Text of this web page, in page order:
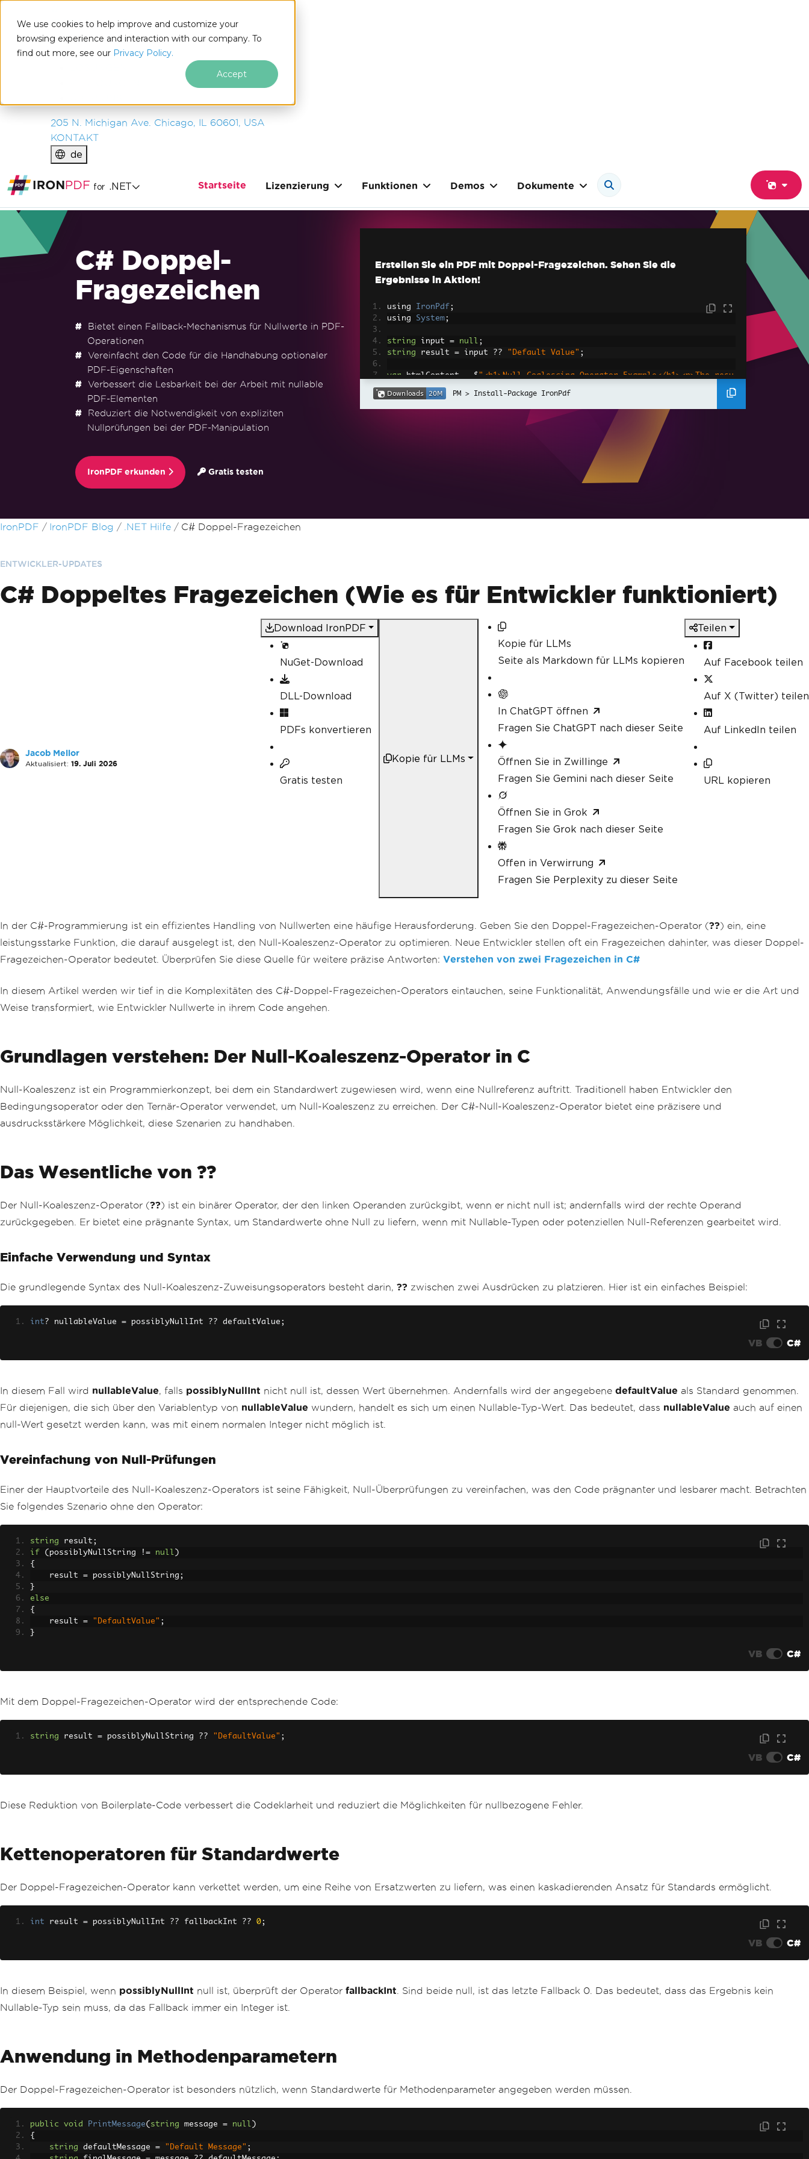
We use cookies to help improve and customize your
browsing experience and interaction with our company. To
find out more, see our Privacy Policy.
Accept
IRONSOFTWARE
PRODUKTE
UNTERNEHMEN
205 N. Michigan Ave. Chicago, IL 60601, USA
KONTAKT
de
for .NET Startseite Lizenzierung Funktionen Demos Dokumente
C# Doppel-
Fragezeichen
Bietet einen Fallback-Mechanismus für Nullwerte in PDF-
Operationen
Vereinfacht den Code für die Handhabung optionaler
PDF-Eigenschaften
Verbessert die Lesbarkeit bei der Arbeit mit nullable
PDF-Elementen
Reduziert die Notwendigkeit von expliziten
Nullprüfungen bei der PDF-Manipulation
IronPDF erkunden Gratis testen
Erstellen Sie ein PDF mit Doppel-Fragezeichen. Sehen Sie die
Ergebnisse in Aktion!
using IronPdf ;
using System;
string input = null ;
string result = input ?? "Default Value" ;
var htmlContent $ "<h1>Null-Coalescing Operator Example</h1><p>The resu
lt is: {result}</p>"
// Initialize ChromePdfRenderer
ChromePdfRenderer
htmlContent );
Install-Package IronPdf
Zum Fußzeileninhalt springen
IronPDF IronPDF Blog .NET Hilfe C# Doppel-Fragezeichen
ENTWICKLER-UPDATES
C# Doppeltes Fragezeichen (Wie es für Entwickler funktioniert)
Jacob Mellor
Aktualisiert: 19. Juli 2026
Download IronPDF
NuGet-Download
DLL-Download
PDFs konvertieren
Gratis testen
Kopie für LLMs
Kopie für LLMs
Seite als Markdown für LLMs kopieren
In ChatGPT öffnen
Fragen Sie ChatGPT nach dieser Seite
Öffnen Sie in Zwillinge
Fragen Sie Gemini nach dieser Seite
Öffnen Sie in Grok
Fragen Sie Grok nach dieser Seite
Offen in Verwirrung
Fragen Sie Perplexity zu dieser Seite
Teilen
Auf Facebook teilen
Auf X (Twitter) teilen
Auf LinkedIn teilen
URL kopieren
In der C#-Programmierung ist ein effizientes Handling von Nullwerten eine häufige Herausforderung. Geben Sie den Doppel-Fragezeichen-Operator (??) ein, eine
leistungsstarke Funktion, die darauf ausgelegt ist, den Null-Koaleszenz-Operator zu optimieren. Neue Entwickler stellen oft ein Fragezeichen dahinter, was dieser Doppel-
Fragezeichen-Operator bedeutet. Überprüfen Sie diese Quelle für weitere präzise Antworten: Verstehen von zwei Fragezeichen in C#
In diesem Artikel werden wir tief in die Komplexitäten des C#-Doppel-Fragezeichen-Operators eintauchen, seine Funktionalität, Anwendungsfälle und wie er die Art und
Weise transformiert, wie Entwickler Nullwerte in ihrem Code angehen.
Grundlagen verstehen: Der Null-Koaleszenz-Operator in C
Null-Koaleszenz ist ein Programmierkonzept, bei dem ein Standardwert zugewiesen wird, wenn eine Nullreferenz auftritt. Traditionell haben Entwickler den
Bedingungsoperator oder den Ternär-Operator verwendet, um Null-Koaleszenz zu erreichen. Der C#-Null-Koaleszenz-Operator bietet eine präzisere und
ausdrucksstärkere Möglichkeit, diese Szenarien zu handhaben.
Das Wesentliche von ??
Der Null-Koaleszenz-Operator (??) ist ein binärer Operator, der den linken Operanden zurückgibt, wenn er nicht null ist; andernfalls wird der rechte Operand
zurückgegeben. Er bietet eine prägnante Syntax, um Standardwerte ohne Null zu liefern, wenn mit Nullable-Typen oder potenziellen Null-Referenzen gearbeitet wird.
Einfache Verwendung und Syntax
Die grundlegende Syntax des Null-Koaleszenz-Zuweisungsoperators besteht darin, ?? zwischen zwei Ausdrücken zu platzieren. Hier ist ein einfaches Beispiel:
int? nullableValue = possiblyNullInt ?? defaultValue ;
VB C#
In diesem Fall wird nullableValue, falls possiblyNullInt nicht null ist, dessen Wert übernehmen. Andernfalls wird der angegebene defaultValue als Standard genommen.
Für diejenigen, die sich über den Variablentyp von nullableValue wundern, handelt es sich um einen Nullable-Typ-Wert. Das bedeutet, dass nullableValue auch auf einen
null-Wert gesetzt werden kann, was mit einem normalen Integer nicht möglich ist.
Vereinfachung von Null-Prüfungen
Einer der Hauptvorteile des Null-Koaleszenz-Operators ist seine Fähigkeit, Null-Überprüfungen zu vereinfachen, was den Code prägnanter und lesbarer macht. Betrachten
Sie folgendes Szenario ohne den Operator:
string result ;
if
( possiblyNullString != null )
{
    result
= possiblyNullString ;
}
else
{
    result
= "DefaultValue" ;
}
VB C#
Mit dem Doppel-Fragezeichen-Operator wird der entsprechende Code:
string result = possiblyNullString ?? "DefaultValue" ;
VB C#
Diese Reduktion von Boilerplate-Code verbessert die Codeklarheit und reduziert die Möglichkeiten für nullbezogene Fehler.
Kettenoperatoren für Standardwerte
Der Doppel-Fragezeichen-Operator kann verkettet werden, um eine Reihe von Ersatzwerten zu liefern, was einen kaskadierenden Ansatz für Standards ermöglicht.
int result = possiblyNullInt ?? fallbackInt ?? 0;
VB C#
In diesem Beispiel, wenn possiblyNullInt null ist, überprüft der Operator fallbackInt . Sind beide null, ist das letzte Fallback 0. Das bedeutet, dass das Ergebnis kein
Nullable-Typ sein muss, da das Fallback immer ein Integer ist.
Anwendung in Methodenparametern
Der Doppel-Fragezeichen-Operator ist besonders nützlich, wenn Standardwerte für Methodenparameter angegeben werden müssen.
public void PrintMessage( string message = null )
{
string defaultMessage = "Default Message" ;